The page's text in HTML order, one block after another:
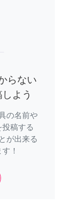
らない
よう
の名前や
稿する
が出来る
！